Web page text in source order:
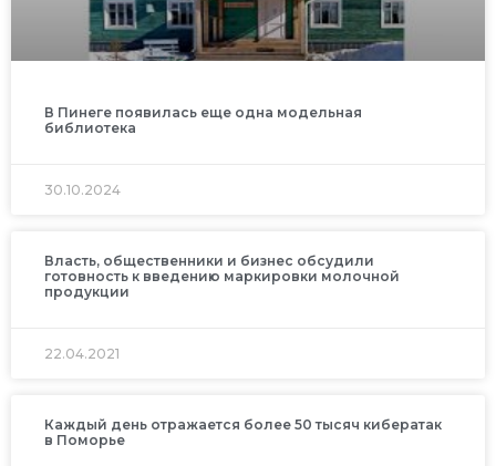
В Пинеге появилась еще одна модельная
библиотека
30.10.2024
Власть, общественники и бизнес обсудили
готовность к введению маркировки молочной
продукции
22.04.2021
Каждый день отражается более 50 тысяч кибератак
в Поморье